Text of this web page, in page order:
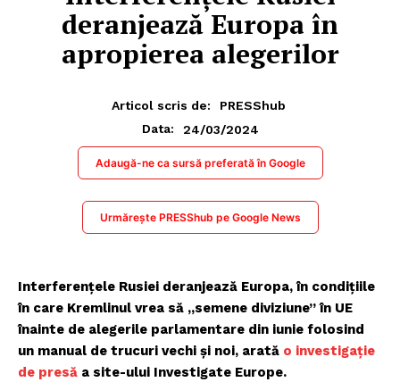
deranjează Europa în
apropierea alegerilor
Articol scris de:
PRESShub
Data:
24/03/2024
Adaugă-ne ca sursă preferată în Google
Urmărește PRESShub pe Google News
Interferențele Rusiei deranjează Europa, în condițiile
în care Kremlinul vrea să „semene diviziune” în UE
înainte de alegerile parlamentare din iunie folosind
un manual de trucuri vechi și noi, arată o investigație
de presă a site-ului Investigate Europe.